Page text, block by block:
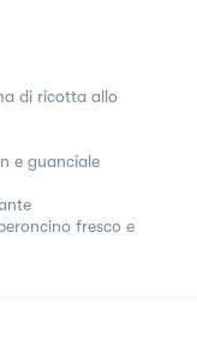
di ricotta allo
e guanciale
fresco e